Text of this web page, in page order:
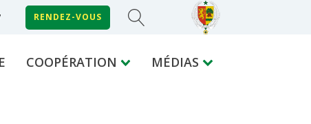
RENDEZ-VOUS
COOPÉRATION MÉDIAS